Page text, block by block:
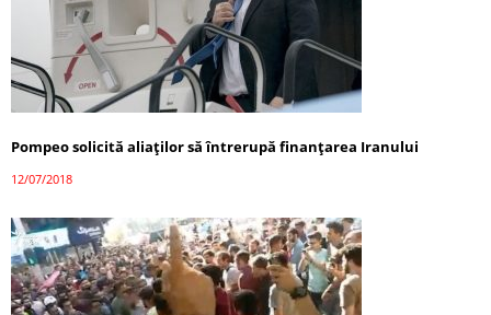
Pompeo solicită aliaților să întrerupă finanțarea Iranului
12/07/2018